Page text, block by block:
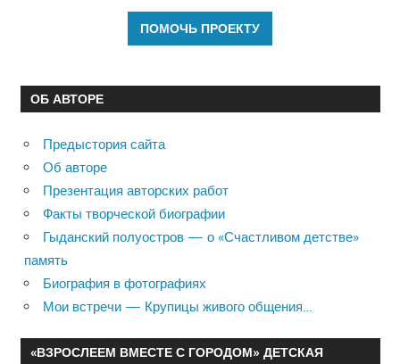
ОБ АВТОРЕ
Предыстория сайта
Об авторе
Презентация авторских работ
Факты творческой биографии
Гыданский полуостров — о «Счастливом детстве»
память
Биография в фотографиях
Мои встречи — Крупицы живого общения…
«ВЗРОСЛЕЕМ ВМЕСТЕ С ГОРОДОМ» ДЕТСКАЯ